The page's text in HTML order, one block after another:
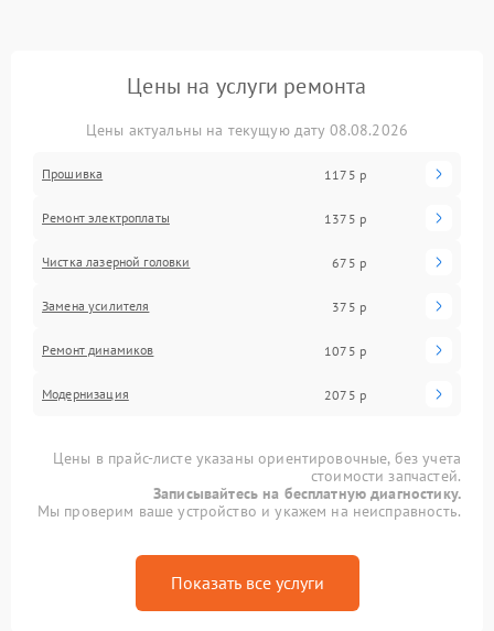
Цены на услуги ремонта
Цены актуальны на текущую дату 08.08.2026
Прошивка 1175 р
Ремонт электроплаты 1375 р
Чистка лазерной головки 675 р
Замена усилителя 375 р
Ремонт динамиков 1075 р
Модернизация 2075 р
Цены в прайс-листе указаны ориентировочные, без учета
стоимости запчастей.
Записывайтесь на бесплатную диагностику.
Мы проверим ваше устройство и укажем на неисправность.
Показать все услуги